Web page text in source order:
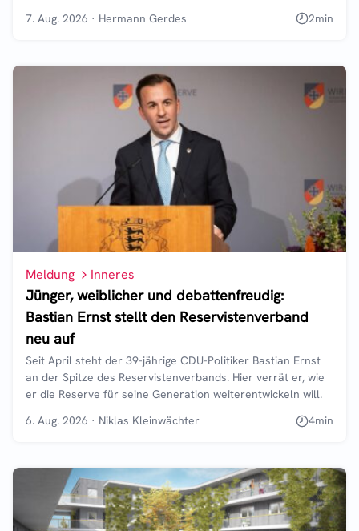
7. Aug. 2026 · Hermann Gerdes 2min
Meldung Inneres
Jünger, weiblicher und debattenfreudig:
Bastian Ernst stellt den Reservistenverband
neu auf
Seit April steht der 39-jährige CDU-Politiker Bastian Ernst
an der Spitze des Reservistenverbands. Hier verrät er, wie
er die Reserve für seine Generation weiterentwickeln will.
6. Aug. 2026 · Niklas Kleinwächter 4min